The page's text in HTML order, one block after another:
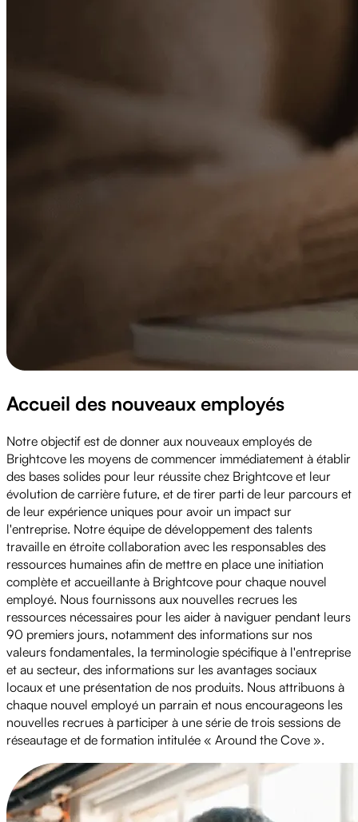
Accueil des nouveaux employés
Notre objectif est de donner aux nouveaux employés de
Brightcove les moyens de commencer immédiatement à établir
des bases solides pour leur réussite chez Brightcove et leur
évolution de carrière future, et de tirer parti de leur parcours et
de leur expérience uniques pour avoir un impact sur
l'entreprise. Notre équipe de développement des talents
travaille en étroite collaboration avec les responsables des
ressources humaines afin de mettre en place une initiation
complète et accueillante à Brightcove pour chaque nouvel
employé. Nous fournissons aux nouvelles recrues les
ressources nécessaires pour les aider à naviguer pendant leurs
90 premiers jours, notamment des informations sur nos
valeurs fondamentales, la terminologie spécifique à l'entreprise
et au secteur, des informations sur les avantages sociaux
locaux et une présentation de nos produits. Nous attribuons à
chaque nouvel employé un parrain et nous encourageons les
nouvelles recrues à participer à une série de trois sessions de
réseautage et de formation intitulée « Around the Cove ».